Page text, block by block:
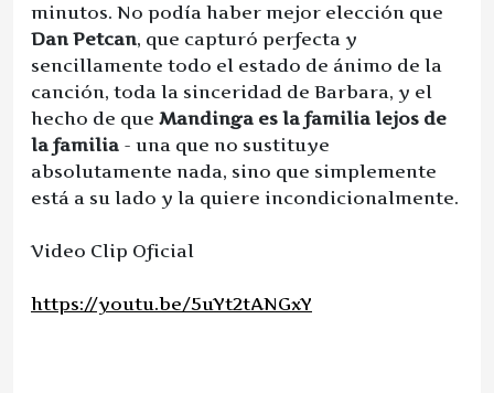
minutos. No podía haber mejor elección que
Dan Petcan, que capturó perfecta y
sencillamente todo el estado de ánimo de la
canción, toda la sinceridad de Barbara, y el
hecho de que Mandinga es la familia lejos de
la familia - una que no sustituye
absolutamente nada, sino que simplemente
está a su lado y la quiere incondicionalmente.
Video Clip Oficial
https://youtu.be/5uYt2tANGxY